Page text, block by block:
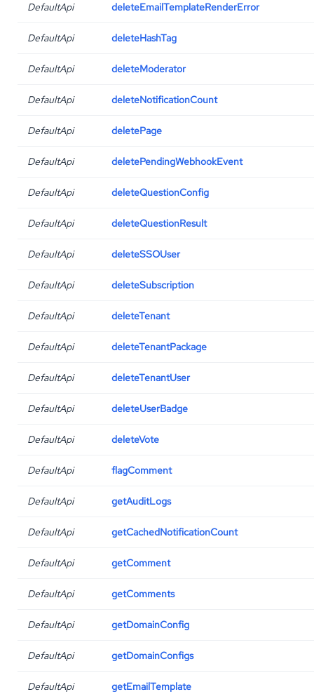
DefaultApi deleteEmailTemplateRenderError
DefaultApi deleteHashTag
DefaultApi deleteModerator
DefaultApi deleteNotificationCount
DefaultApi deletePage
DefaultApi deletePendingWebhookEvent
DefaultApi deleteQuestionConfig
DefaultApi deleteQuestionResult
DefaultApi deleteSSOUser
DefaultApi deleteSubscription
DefaultApi deleteTenant
DefaultApi deleteTenantPackage
DefaultApi deleteTenantUser
DefaultApi deleteUserBadge
DefaultApi deleteVote
DefaultApi flagComment
DefaultApi getAuditLogs
DefaultApi getCachedNotificationCount
DefaultApi getComment
DefaultApi getComments
DefaultApi getDomainConfig
DefaultApi getDomainConfigs
DefaultApi getEmailTemplate